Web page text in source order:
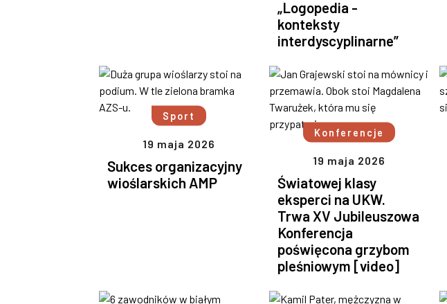
„Logopedia -
konteksty
interdyscyplinarne”
Sport
19 maja 2026
Sukces organizacyjny
wioślarskich AMP
Konferencje
19 maja 2026
Światowej klasy
eksperci na UKW.
Trwa XV Jubileuszowa
Konferencja
poświęcona grzybom
pleśniowym [video]